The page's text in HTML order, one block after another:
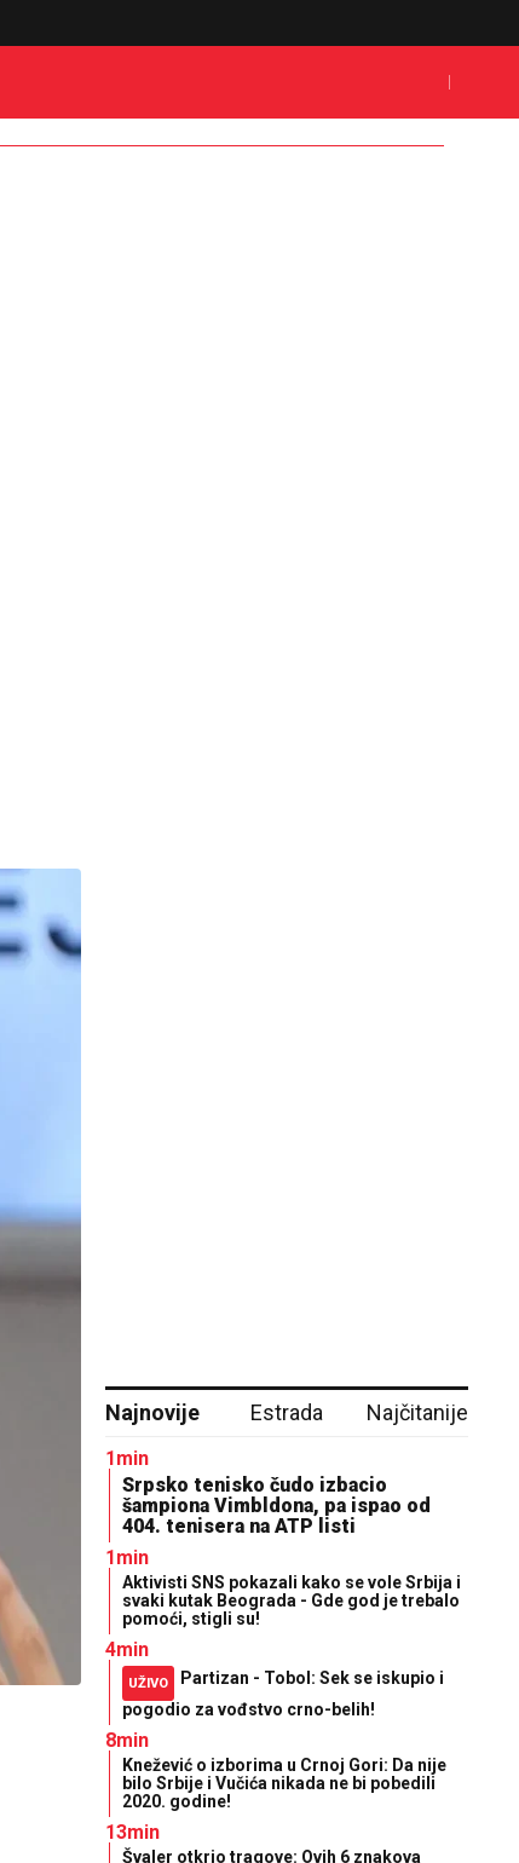
Najnovije Estrada Najčitanije
1min
Srpsko tenisko čudo izbacio
šampiona Vimbldona, pa ispao od
404. tenisera na ATP listi
1min
Aktivisti SNS pokazali kako se vole Srbija i
svaki kutak Beograda - Gde god je trebalo
pomoći, stigli su!
4min
UŽIVO
Partizan - Tobol: Sek se iskupio i
pogodio za vođstvo crno-belih!
8min
Knežević o izborima u Crnoj Gori: Da nije
bilo Srbije i Vučića nikada ne bi pobedili
2020. godine!
13min
Švaler otkrio tragove: Ovih 6 znakova